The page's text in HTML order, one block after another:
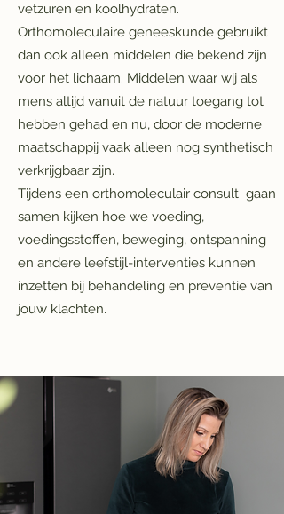
vetzuren en koolhydraten.
Orthomoleculaire geneeskunde gebruikt
dan ook alleen middelen die bekend zijn
voor het lichaam. Middelen waar wij als
mens altijd vanuit de natuur toegang tot
hebben gehad en nu, door de moderne
maatschappij vaak alleen nog synthetisch
verkrijgbaar zijn.
Tijdens een orthomoleculair consult gaan
samen kijken hoe we voeding,
voedingsstoffen, beweging, ontspanning
en andere leefstijl-interventies kunnen
inzetten bij behandeling en preventie van
jouw klachten.